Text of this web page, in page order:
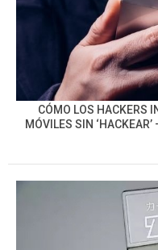
CÓMO LOS HACKERS
MÓVILES SIN